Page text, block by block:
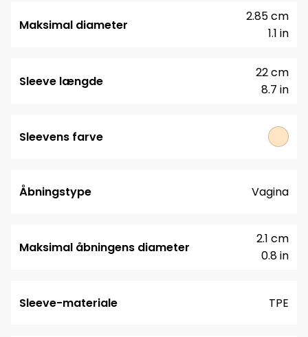
Maksimal diameter
1.1 in
2.85 cm
Sleeve længde
8.7 in
22 cm
Sleevens farve
Åbningstype Vagina
Maksimal åbningens diameter
0.8 in
2.1 cm
Sleeve-materiale TPE